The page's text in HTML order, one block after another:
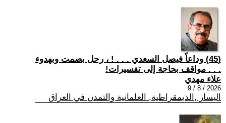
(45) وداعاً فيصل السعدي . . . ! ، رحل بصمت وبهدوء
. . . مواقف بحاجة إلى تفسيرات!
علاء مهدي
2026 / 8 / 9
اليسار ,الديمقراطية, العلمانية والتمدن في العراق